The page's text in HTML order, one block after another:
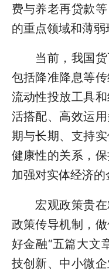
费与养老再贷款
的重点领域和薄弱
当前，我国货
包括降准降息等
流动性投放工具
活搭配、高效运
期与长期、支持
健康性的关系，
加强对实体经济的
宏观政策贵在
政策传导机制，
好金融“五篇大文
技创新、中小微